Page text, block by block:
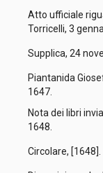
Atto ufficiale
Torricelli, 3
Supplica, 24
Piantanida
1647.
Nota dei libri
1648.
Circolare, [1648].